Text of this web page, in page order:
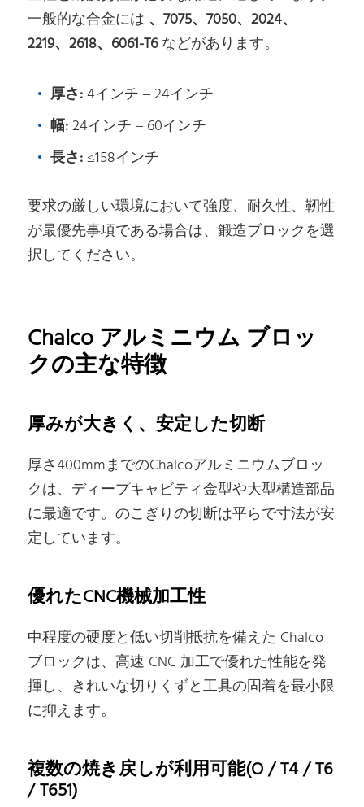
一般的な合金には 、7075、7050、2024、
2219、2618、6061-T6などがあります。
厚さ:4インチ – 24インチ
幅:24インチ – 60インチ
長さ:≤158インチ
要求の厳しい環境において強度、耐久性、靭性
が最優先事項である場合は、鍛造ブロックを選
択してください。
Chalco アルミニウム ブロッ
クの主な特徴
厚みが大きく、安定した切断
厚さ400mmまでのChalcoアルミニウムブロッ
クは、ディープキャビティ金型や大型構造部品
に最適です。のこぎりの切断は平らで寸法が安
定しています。
優れたCNC機械加工性
中程度の硬度と低い切削抵抗を備えた Chalco
ブロックは、高速 CNC 加工で優れた性能を発
揮し、きれいな切りくずと工具の固着を最小限
に抑えます。
複数の焼き戻しが利用可能(O / T4 / T6
/ T651)